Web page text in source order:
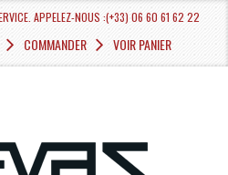
APPELEZ-NOUS :(+33) 06 60 61 62 22
COMMANDER VOIR PANIER